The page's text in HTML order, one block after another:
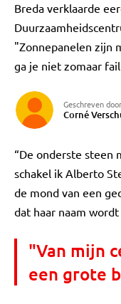
Breda verklaarde
"Zonnepanelen zijn
ga je niet zomaar
Geschreven door
Corné
“De onderste steen
schakel ik Alberto
de mond van een
dat haar naam
"Van mijn
een grote